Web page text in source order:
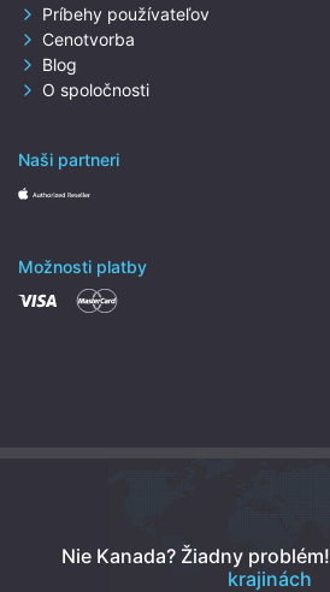
Príbehy používateľov
Cenotvorba
Blog
O spoločnosti
Naši partneri
Možnosti platby
Nie Kanada? Žiadny problém!
krajinách